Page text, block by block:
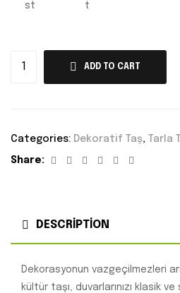
st
t
ADD TO CART
Categories: Dekoratif Taş, Tarla
Share: Facebook
TwitterLinkedinGoogle+Pinterest
DESCRIPTION
Dekorasyonun vazgeçilmezleri
kültür taşı, duvarlarınızı klasik ve